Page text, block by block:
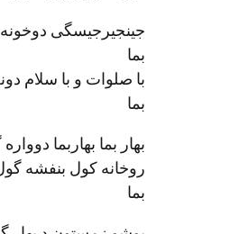
جینجیرجیسگی دوخونه
بما
با صلوات و با سلام
بما
بهار بما بهاربما
روخانه کول بنفشه
بما